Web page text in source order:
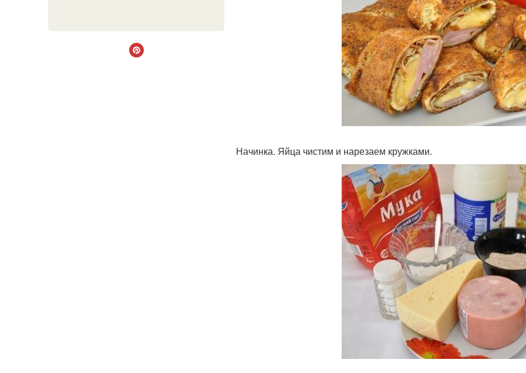
Начинка. Яйца чистим и нарезаем кружками.